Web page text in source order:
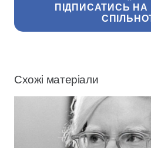
ПІДПИСАТИСЬ НА
Схожі матеріали